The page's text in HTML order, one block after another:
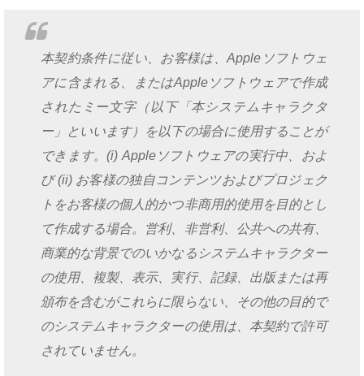
本契約条件に従い、お客様は、Appleソフトウェ
アに含まれる、またはAppleソフトウェアで作成
されたミー文字（以下「本システムキャラクタ
ー」といいます）を以下の場合に使用することが
できます。(i) Appleソフトウェアの実行中、およ
び (ii) お客様の独自コンテンツおよびプロジェク
トをお客様の個人的かつ非商用的使用を目的とし
て作成する場合。営利、非営利、公共への共有、
商業的な背景でのいかなるシステムキャラクター
の使用、複製、表示、実行、記録、出版または再
頒布を含むがこれらに限らない、その他の目的で
のシステムキャラクターの使用は、本契約で許可
されていません。